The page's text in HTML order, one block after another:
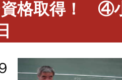
格取得！ ④